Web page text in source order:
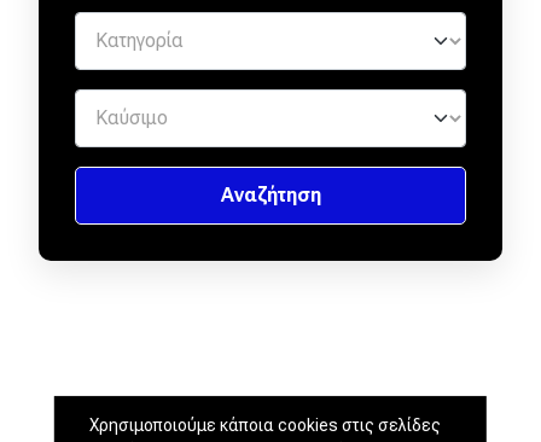
Χρησιμοποιούμε κάποια cookies στις σελίδες